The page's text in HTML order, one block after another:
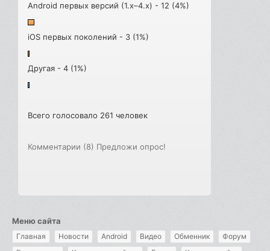
Android первых версий (1.x–4.x) - 12 (4%)
iOS первых поколений - 3 (1%)
Другая - 4 (1%)
Всего голосовало 261 человек
Комментарии (8) Предложи опрос!
Меню сайта
Главная Новости Android Видео Обменник
Форум